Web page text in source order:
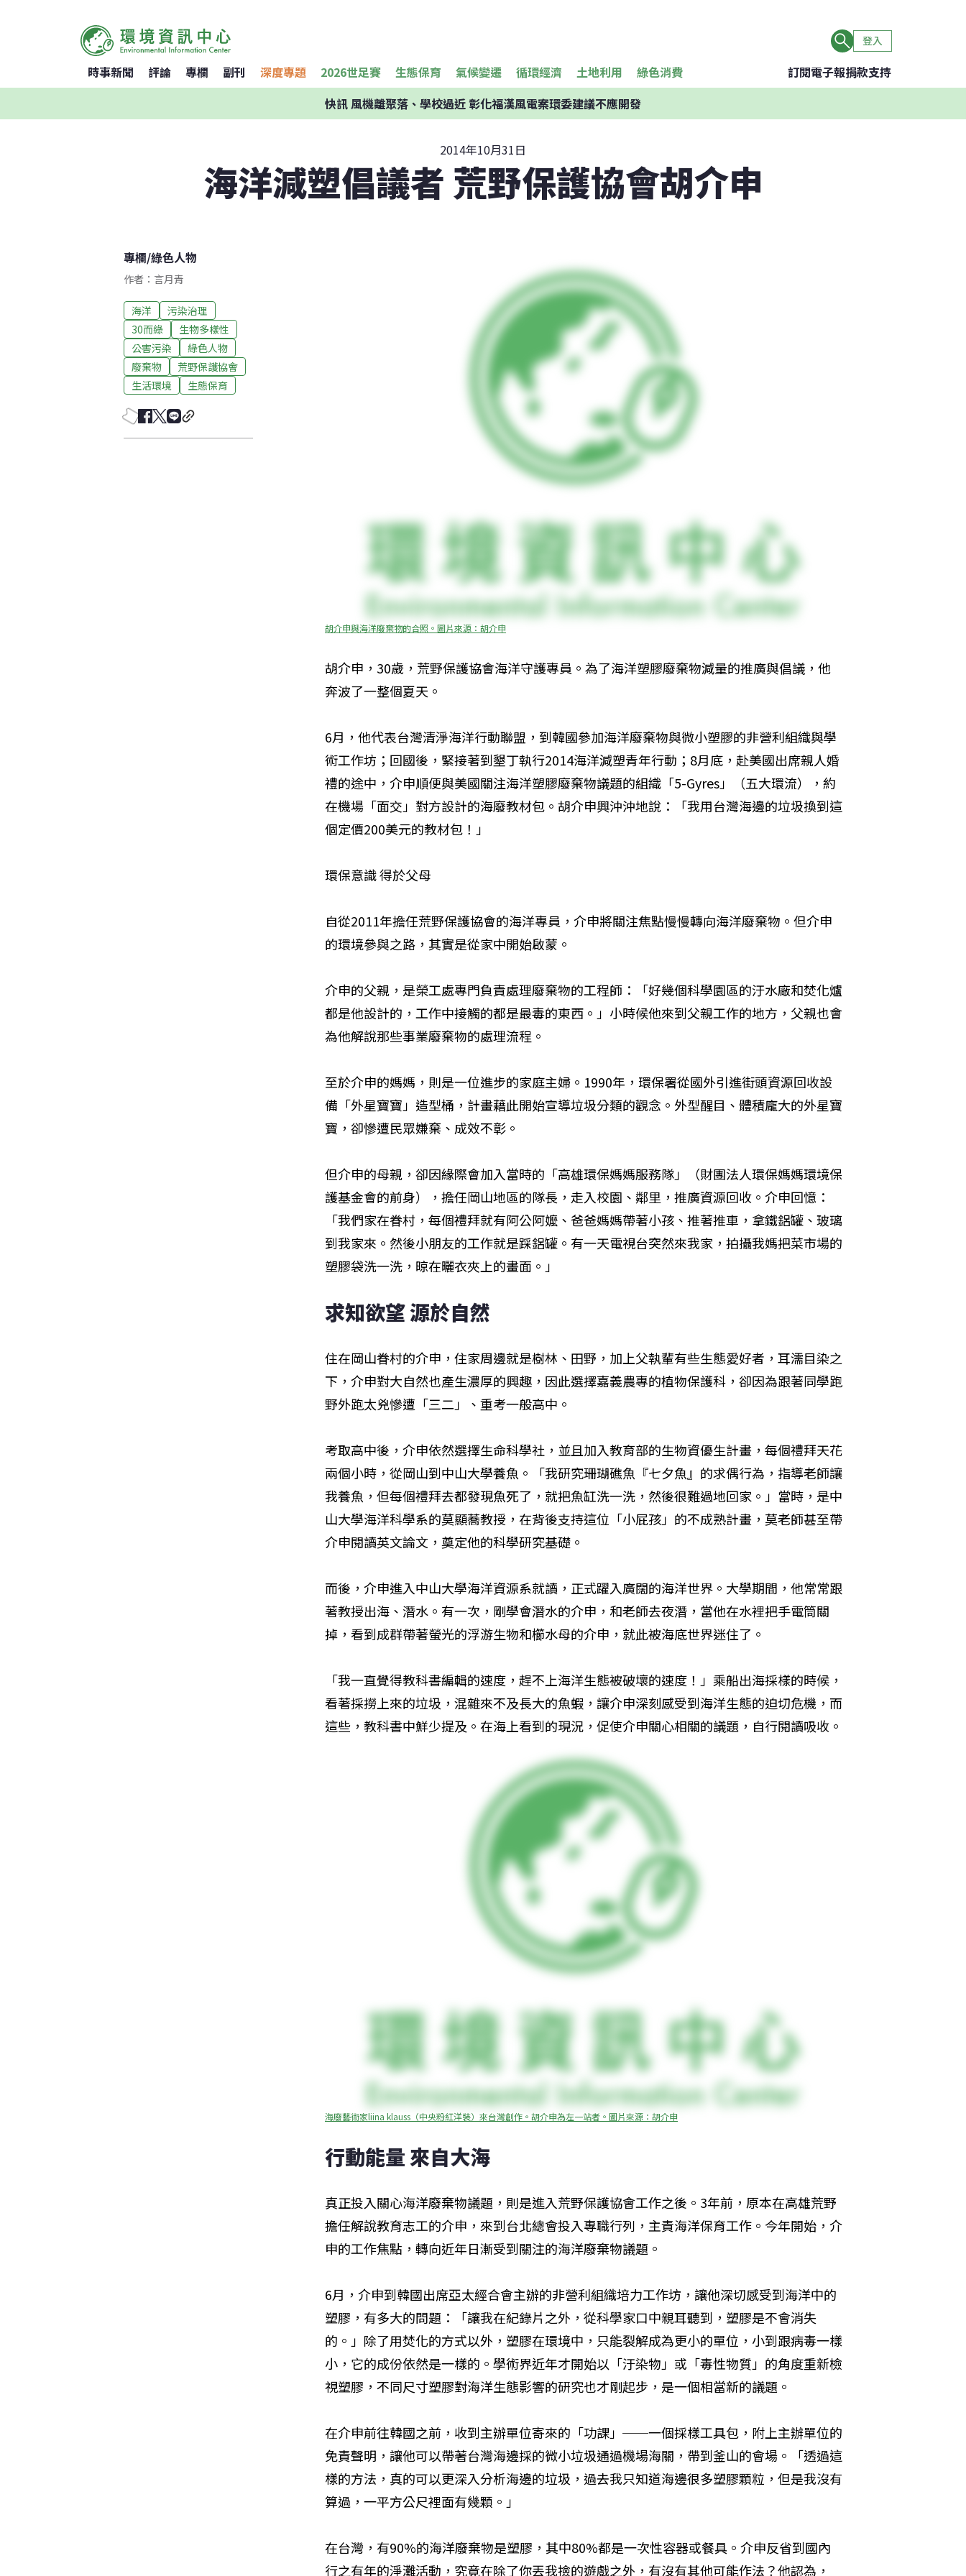
登入
時事新聞 評論 專欄 副刊 深度專題 2026世足賽 生態保育 氣候變遷 循環經濟 土地利用 綠色消費 訂閱電子報捐款支持
快訊風機離聚落、學校過近 彰化福漢風電案環委建議不應開發
2014年10月31日
海洋減塑倡議者 荒野保護協會胡介申
專欄/綠色人物
作者：言月青
海洋
污染治理
30而綠
生物多樣性
公害污染
綠色人物
廢棄物
荒野保護協會
生活環境
生態保育
胡介申與海洋廢棄物的合照。圖片來源：胡介申
胡介申，30歲，荒野保護協會海洋守護專員。為了海洋塑膠廢棄物減量的推廣與倡議，他
奔波了一整個夏天。
6月，他代表台灣清淨海洋行動聯盟，到韓國參加海洋廢棄物與微小塑膠的非營利組織與學
術工作坊；回國後，緊接著到墾丁執行2014海洋減塑青年行動；8月底，赴美國出席親人婚
禮的途中，介申順便與美國關注海洋塑膠廢棄物議題的組織「5-Gyres」（五大環流），約
在機場「面交」對方設計的海廢教材包。胡介申興沖沖地說：「我用台灣海邊的垃圾換到這
個定價200美元的教材包！」
環保意識 得於父母
自從2011年擔任荒野保護協會的海洋專員，介申將關注焦點慢慢轉向海洋廢棄物。但介申
的環境參與之路，其實是從家中開始啟蒙。
介申的父親，是榮工處專門負責處理廢棄物的工程師：「好幾個科學園區的汙水廠和焚化爐
都是他設計的，工作中接觸的都是最毒的東西。」小時候他來到父親工作的地方，父親也會
為他解說那些事業廢棄物的處理流程。
至於介申的媽媽，則是一位進步的家庭主婦。1990年，環保署從國外引進街頭資源回收設
備「外星寶寶」造型桶，計畫藉此開始宣導垃圾分類的觀念。外型醒目、體積龐大的外星寶
寶，卻慘遭民眾嫌棄、成效不彰。
但介申的母親，卻因緣際會加入當時的「高雄環保媽媽服務隊」（財團法人環保媽媽環境保
護基金會的前身），擔任岡山地區的隊長，走入校園、鄰里，推廣資源回收。介申回憶：
「我們家在眷村，每個禮拜就有阿公阿嬤、爸爸媽媽帶著小孩、推著推車，拿鐵鋁罐、玻璃
到我家來。然後小朋友的工作就是踩鋁罐。有一天電視台突然來我家，拍攝我媽把菜市場的
塑膠袋洗一洗，晾在曬衣夾上的畫面。」
求知欲望 源於自然
住在岡山眷村的介申，住家周邊就是樹林、田野，加上父執輩有些生態愛好者，耳濡目染之
下，介申對大自然也產生濃厚的興趣，因此選擇嘉義農專的植物保護科，卻因為跟著同學跑
野外跑太兇慘遭「三二」、重考一般高中。
考取高中後，介申依然選擇生命科學社，並且加入教育部的生物資優生計畫，每個禮拜天花
兩個小時，從岡山到中山大學養魚。「我研究珊瑚礁魚『七夕魚』的求偶行為，指導老師讓
我養魚，但每個禮拜去都發現魚死了，就把魚缸洗一洗，然後很難過地回家。」當時，是中
山大學海洋科學系的莫顯蕎教授，在背後支持這位「小屁孩」的不成熟計畫，莫老師甚至帶
介申閱讀英文論文，奠定他的科學研究基礎。
而後，介申進入中山大學海洋資源系就讀，正式躍入廣闊的海洋世界。大學期間，他常常跟
著教授出海、潛水。有一次，剛學會潛水的介申，和老師去夜潛，當他在水裡把手電筒關
掉，看到成群帶著螢光的浮游生物和櫛水母的介申，就此被海底世界迷住了。
「我一直覺得教科書編輯的速度，趕不上海洋生態被破壞的速度！」乘船出海採樣的時候，
看著採撈上來的垃圾，混雜來不及長大的魚蝦，讓介申深刻感受到海洋生態的迫切危機，而
這些，教科書中鮮少提及。在海上看到的現況，促使介申關心相關的議題，自行閱讀吸收。
海廢藝術家liina klauss（中央粉紅洋裝）來台灣創作。胡介申為左一站者。圖片來源：胡介申
行動能量 來自大海
真正投入關心海洋廢棄物議題，則是進入荒野保護協會工作之後。3年前，原本在高雄荒野
擔任解說教育志工的介申，來到台北總會投入專職行列，主責海洋保育工作。今年開始，介
申的工作焦點，轉向近年日漸受到關注的海洋廢棄物議題。
6月，介申到韓國出席亞太經合會主辦的非營利組織培力工作坊，讓他深切感受到海洋中的
塑膠，有多大的問題：「讓我在紀錄片之外，從科學家口中親耳聽到，塑膠是不會消失
的。」除了用焚化的方式以外，塑膠在環境中，只能裂解成為更小的單位，小到跟病毒一樣
小，它的成份依然是一樣的。學術界近年才開始以「汙染物」或「毒性物質」的角度重新檢
視塑膠，不同尺寸塑膠對海洋生態影響的研究也才剛起步，是一個相當新的議題。
在介申前往韓國之前，收到主辦單位寄來的「功課」──一個採樣工具包，附上主辦單位的
免責聲明，讓他可以帶著台灣海邊採的微小垃圾通過機場海關，帶到釜山的會場。「透過這
樣的方法，真的可以更深入分析海邊的垃圾，過去我只知道海邊很多塑膠顆粒，但是我沒有
算過，一平方公尺裡面有幾顆。」
在台灣，有90%的海洋廢棄物是塑膠，其中80%都是一次性容器或餐具。介申反省到國內
行之有年的淨灘活動，究竟在除了你丟我撿的遊戲之外，有沒有其他可能作法？他認為，